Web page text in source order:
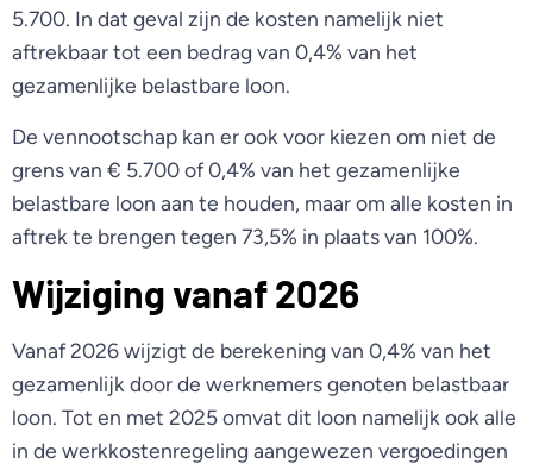
5.700. In dat geval zijn de kosten namelijk niet
aftrekbaar tot een bedrag van 0,4% van het
gezamenlijke belastbare loon.
De vennootschap kan er ook voor kiezen om niet de
grens van € 5.700 of 0,4% van het gezamenlijke
belastbare loon aan te houden, maar om alle kosten in
aftrek te brengen tegen 73,5% in plaats van 100%.
Wijziging vanaf 2026
Vanaf 2026 wijzigt de berekening van 0,4% van het
gezamenlijk door de werknemers genoten belastbaar
loon. Tot en met 2025 omvat dit loon namelijk ook alle
in de werkkostenregeling aangewezen vergoedingen